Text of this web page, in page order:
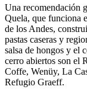
Una recomendación
Quela, que funciona
de los Andes,
pastas caseras y
salsa de hongos y el
cerro abiertos son el
Coffe, Wenüy, La
Refugio Graeff.